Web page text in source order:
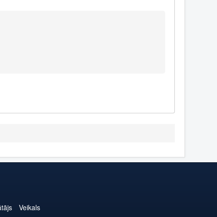
Veikals